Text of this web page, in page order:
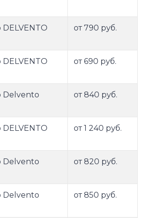
от 790 руб.
от 690 руб.
Delvento
от 840 руб.
от 1 240 руб.
Delvento
от 820 руб.
Delvento
от 850 руб.